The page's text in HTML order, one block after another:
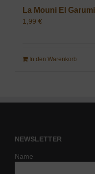
La Mouni El
1,99 €
In den Warenkorb
NEWSLETTER
Name